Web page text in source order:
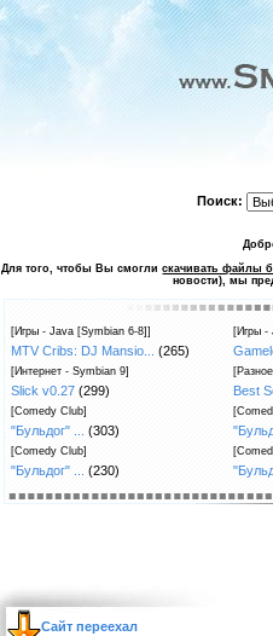
Поиск:
Для того, чтобы Вы смоглискачивать файлы
новости), мы
[Игры - Java [Symbian 6-8]]
MTV Cribs: DJ Mansio... (265)
[Игры -
[Интернет - Symbian 9]
Slick v0.27 (299) Best
[Comedy Club]
"Бульдог" ... (303)
[Comedy Club]
"Бульдог" ... (230)
Сайт переехал